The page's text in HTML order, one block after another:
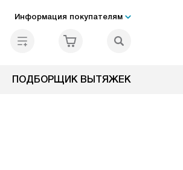
Информация покупателям
ПОДБОРЩИК ВЫТЯЖЕК